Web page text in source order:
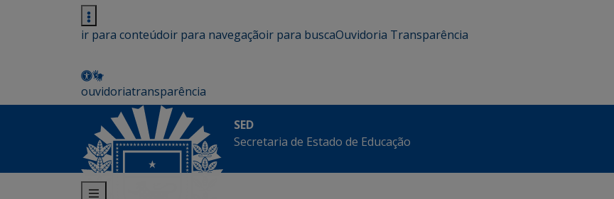
ir para conteúdoir para navegaçãoir para buscaOuvidoria Transparência
ouvidoriatransparência
SED
Secretaria de Estado de Educação